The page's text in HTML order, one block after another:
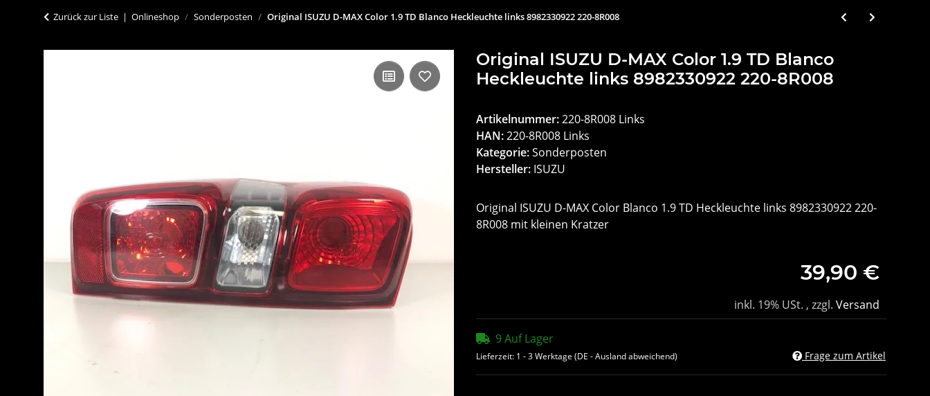
Zurück zur Liste Onlineshop Sonderposten Original ISUZU D-MAX Color 1.9 TD Blanco Heckleuchte links 8982330922 220-8R008
Original ISUZU D-MAX Color 1.9 TD Blanco
Heckleuchte links 8982330922 220-8R008
Artikelnummer:220-8R008 Links
HAN:220-8R008 Links
Kategorie:Sonderposten
Hersteller: ISUZU
Original ISUZU D-MAX Color Blanco 1.9 TD Heckleuchte links 8982330922 220-
8R008 mit kleinen Kratzer
39,90 €
inkl. 19% USt. , zzgl. Versand
9 Auf Lager
Lieferzeit: 1 - 3 Werktage (DE - Ausland abweichend) Frage zum Artikel